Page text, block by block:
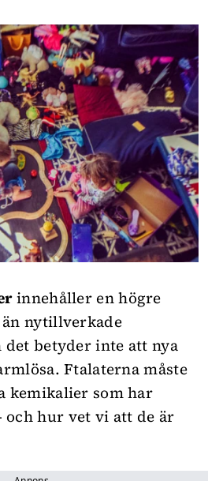
innehåller en högre
nytillverkade
det betyder inte att nya
Ftalaterna måste
kemikalier som har
och hur vet vi att de är